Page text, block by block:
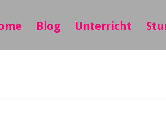
Blog Unterricht